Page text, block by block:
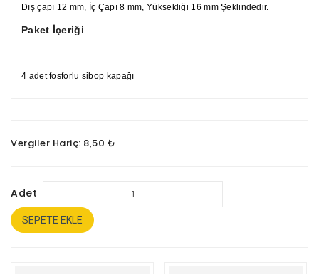
Dış çapı 12 mm, İç Çapı 8 mm, Yüksekliği 16 mm Şeklindedir.
Paket İçeriği
4 adet fosforlu sibop kapağı
Vergiler Hariç: 8,50 ₺
Adet
SEPETE EKLE